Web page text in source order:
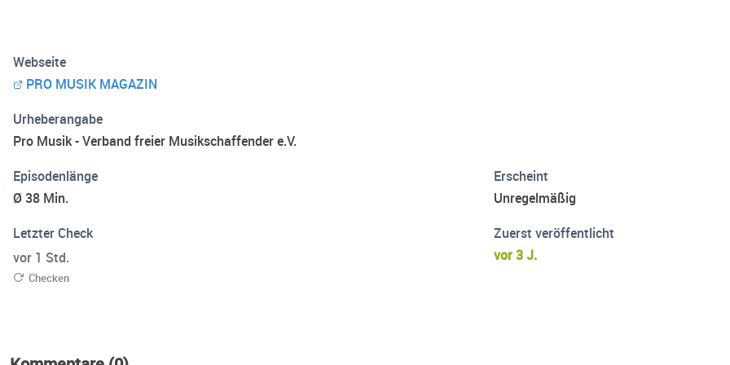
Webseite
PRO MUSIK MAGAZIN
Urheberangabe
Pro Musik - Verband freier Musikschaffender e.V.
Episodenlänge
Ø 38 Min.
Erscheint
Unregelmäßig
Letzter Check
vor 1 Std.
Checken
Zuerst veröffentlicht
vor 3 J.